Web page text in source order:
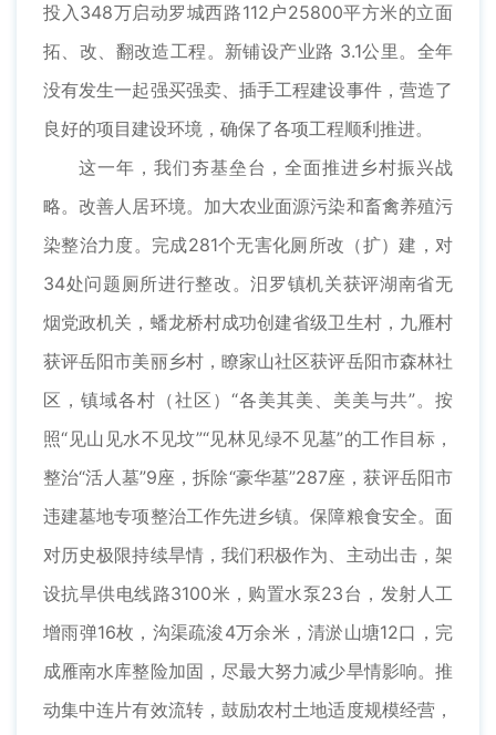
投入348万启动罗城西路112户25800平方米的立面
拓、改、翻改造工程。新铺设产业路 3.1公里。全年
没有发生一起强买强卖、插手工程建设事件，营造了
良好的项目建设环境，确保了各项工程顺利推进。
这一年，我们夯基垒台，全面推进乡村振兴战
略。改善人居环境。加大农业面源污染和畜禽养殖污
染整治力度。完成281个无害化厕所改（扩）建，对
34处问题厕所进行整改。汨罗镇机关获评湖南省无
烟党政机关，蟠龙桥村成功创建省级卫生村，九雁村
获评岳阳市美丽乡村，瞭家山社区获评岳阳市森林社
区，镇域各村（社区）“各美其美、美美与共”。按
照“见山见水不见坟”“见林见绿不见墓”的工作目标，
整治“活人墓”9座，拆除“豪华墓”287座，获评岳阳市
违建墓地专项整治工作先进乡镇。保障粮食安全。面
对历史极限持续旱情，我们积极作为、主动出击，架
设抗旱供电线路3100米，购置水泵23台，发射人工
增雨弹16枚，沟渠疏浚4万余米，清淤山塘12口，完
成雁南水库整险加固，尽最大努力减少旱情影响。推
动集中连片有效流转，鼓励农村土地适度规模经营，